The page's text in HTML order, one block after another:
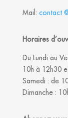
Mail: contact
Horaires
Du Lundi au
10h à 12h30
Samedi : de
Dimanche :